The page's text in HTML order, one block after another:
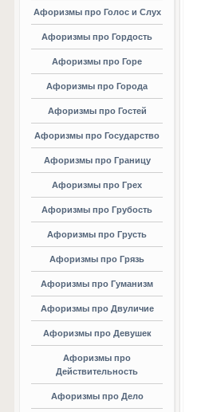
Афоризмы про Голос и Слух
Афоризмы про Гордость
Афоризмы про Горе
Афоризмы про Города
Афоризмы про Гостей
Афоризмы про Государство
Афоризмы про Границу
Афоризмы про Грех
Афоризмы про Грубость
Афоризмы про Грусть
Афоризмы про Грязь
Афоризмы про Гуманизм
Афоризмы про Двуличие
Афоризмы про Девушек
Афоризмы про
Действительность
Афоризмы про Дело